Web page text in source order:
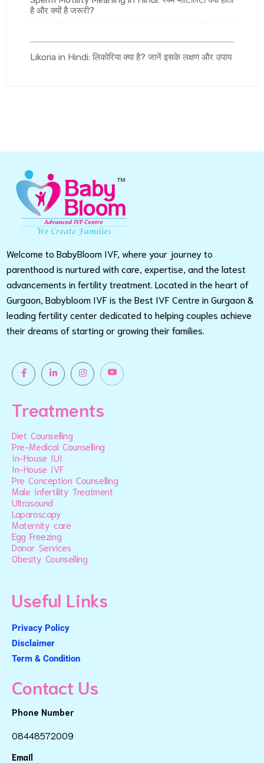
है और क्यों है जरूरी?
Likoria in Hindi: लिकोरिया क्या है? जानें इसके लक्षण और उपाय
Welcome to BabyBloom IVF, where your journey to
parenthood is nurtured with care, expertise, and the latest
advancements in fertility treatment. Located in the heart of
Gurgaon, Babybloom IVF is the Best IVF Centre in Gurgaon &
leading fertility center dedicated to helping couples achieve
their dreams of starting or growing their families.
Treatments
Diet Counselling
Pre-Medical Counselling
In-House IUI
In-House IVF
Pre Conception Counselling
Male Infertility Treatment
Ultrasound
Laparoscopy
Maternity care
Egg Freezing
Donor Services
Obesity Counselling
Useful Links
Privacy Policy
Disclaimer
Term & Condition
Contact Us
Phone Number
08448572009
Email